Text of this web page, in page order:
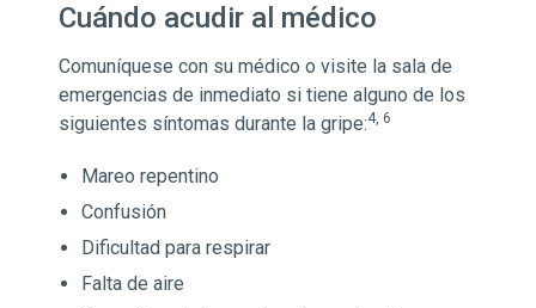
Cuándo acudir al médico
Comuníquese con su médico o visite la sala de
emergencias de inmediato si tiene alguno de los
siguientes síntomas durante la gripe:4, 6
Mareo repentino
Confusión
Dificultad para respirar
Falta de aire